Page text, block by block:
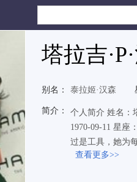
塔拉吉
别名： 泰拉姬·汉森
简介：
个人简介 姓名：
1970-09-11 星座
过是工具，她为
查看更多>>